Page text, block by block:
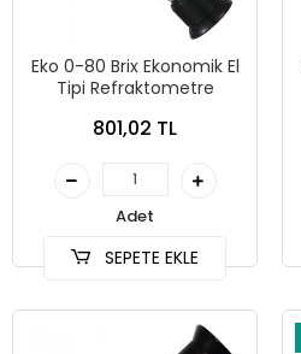
Eko 0-80 Brix Ekonomik El
Tipi Refraktometre
801,02 TL
Adet
SEPETE EKLE